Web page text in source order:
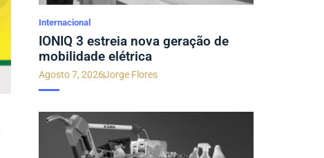
Internacional
IONIQ 3 estreia nova geração de
mobilidade elétrica
Agosto 7, 2026Jorge Flores